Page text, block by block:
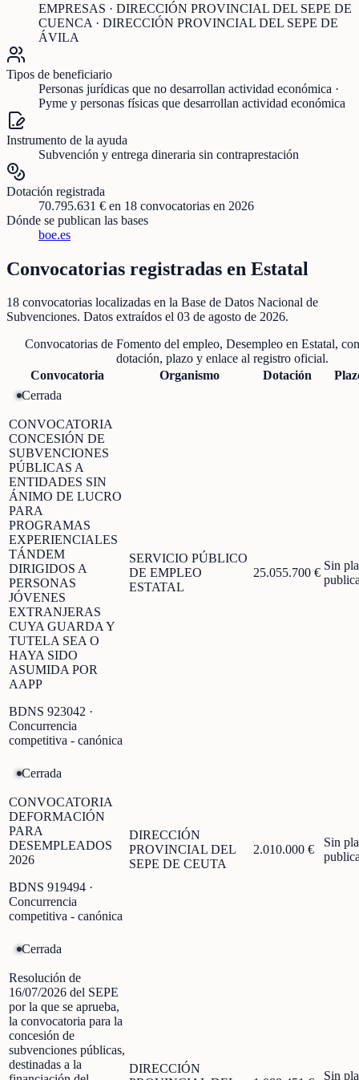
EMPRESAS · DIRECCIÓN PROVINCIAL DEL SEPE DE
CUENCA · DIRECCIÓN PROVINCIAL DEL SEPE DE
ÁVILA
Tipos de beneficiario
Personas jurídicas que no desarrollan actividad económica ·
Pyme y personas físicas que desarrollan actividad económica
Instrumento de la ayuda
Subvención y entrega dineraria sin contraprestación
Dotación registrada
70.795.631 € en 18 convocatorias en 2026
Dónde se publican las bases
boe.es
Convocatorias registradas en Estatal
18 convocatorias localizadas en la Base de Datos Nacional de
Subvenciones. Datos extraídos el 03 de agosto de 2026.
Convocatorias de Fomento del empleo, Desempleo en Estatal,
dotación, plazo y enlace al registro oficial.
Convocatoria
Organismo Dotación
Cerrada
CONVOCATORIA
CONCESIÓN DE
SUBVENCIONES
PÚBLICAS A
ENTIDADES SIN
ÁNIMO DE LUCRO
PARA
PROGRAMAS
EXPERIENCIALES
TÁNDEM
DIRIGIDOS A
PERSONAS
JÓVENES
EXTRANJERAS
CUYA GUARDA Y
TUTELA SEA O
HAYA SIDO
ASUMIDA POR
AAPP
BDNS 923042 ·
Concurrencia
competitiva - canónica
SERVICIO PÚBLICO
DE EMPLEO
ESTATAL
25.055.700 €
Sin
Cerrada
CONVOCATORIA
DEFORMACIÓN
PARA
DESEMPLEADOS
2026
BDNS 919494 ·
Concurrencia
competitiva - canónica
DIRECCIÓN
PROVINCIAL DEL
SEPE DE CEUTA
2.010.000 €
Sin
Cerrada
Resolución de
16/07/2026 del SEPE
por la que se aprueba,
la convocatoria para la
concesión de
subvenciones públicas,
destinadas a la
DIRECCIÓN
Sin